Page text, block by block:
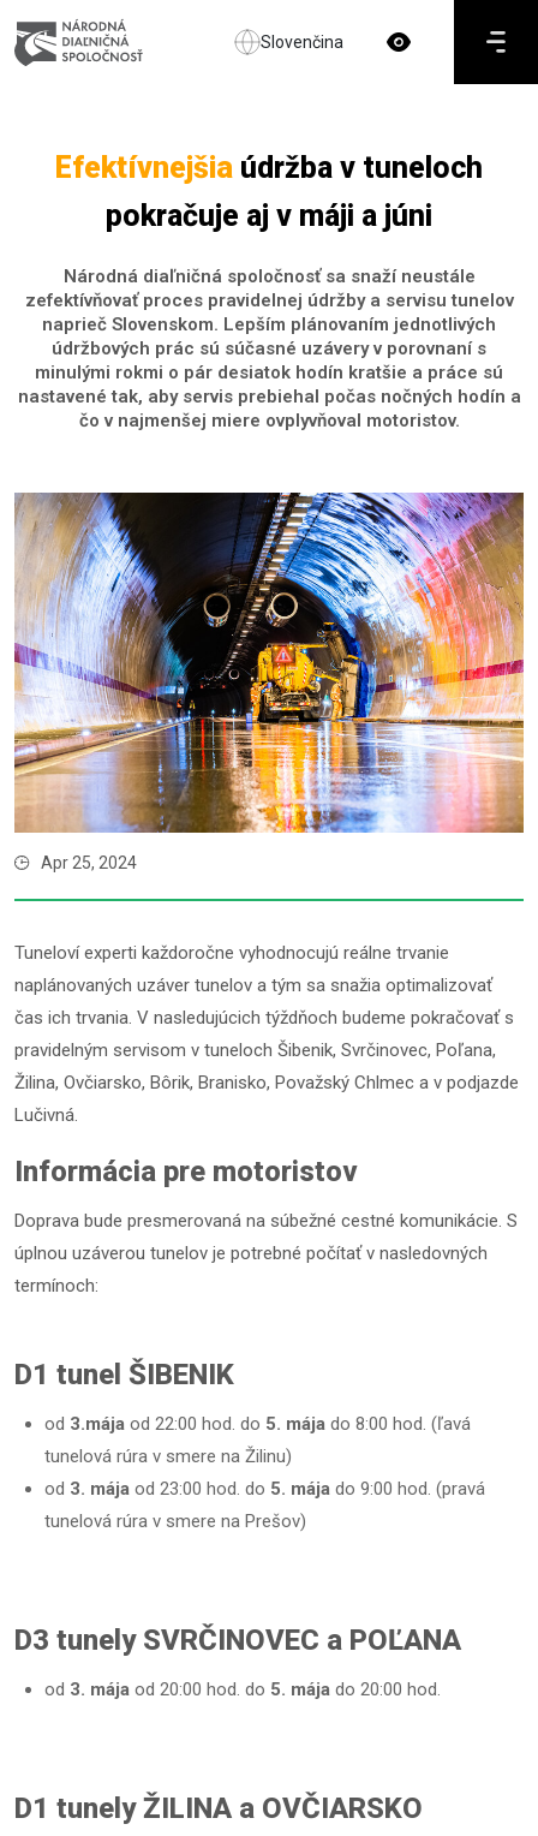
Slovenčina
Efektívnejšia údržba v tuneloch
pokračuje aj v máji a júni
Národná diaľničná spoločnosť sa snaží neustále
zefektívňovať proces pravidelnej údržby a servisu tunelov
naprieč Slovenskom. Lepším plánovaním jednotlivých
údržbových prác sú súčasné uzávery v porovnaní s
minulými rokmi o pár desiatok hodín kratšie a práce sú
nastavené tak, aby servis prebiehal počas nočných hodín a
čo v najmenšej miere ovplyvňoval motoristov.
Apr 25, 2024
Tuneloví experti každoročne vyhodnocujú reálne trvanie
naplánovaných uzáver tunelov a tým sa snažia optimalizovať
čas ich trvania. V nasledujúcich týždňoch budeme pokračovať s
pravidelným servisom v tuneloch Šibenik, Svrčinovec, Poľana,
Žilina, Ovčiarsko, Bôrik, Branisko, Považský Chlmec a v podjazde
Lučivná.
Informácia pre motoristov
Doprava bude presmerovaná na súbežné cestné komunikácie. S
úplnou uzáverou tunelov je potrebné počítať v nasledovných
termínoch:
D1 tunel ŠIBENIK
od 3.mája od 22:00 hod. do 5. mája do 8:00 hod. (ľavá
tunelová rúra v smere na Žilinu)
od 3. mája od 23:00 hod. do 5. mája do 9:00 hod. (pravá
tunelová rúra v smere na Prešov)
D3 tunely SVRČINOVEC a POĽANA
od 3. mája od 20:00 hod. do 5. mája do 20:00 hod.
D1 tunely ŽILINA a OVČIARSKO